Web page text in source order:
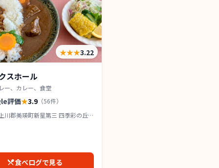
★★★3.22
スホール
ー、カレー、食堂
評価★3.9 （56件）
川郡美瑛町新星第三 四季彩の丘
食べログで見る